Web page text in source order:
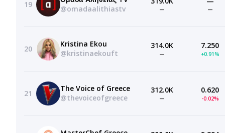
19
@omadaalithiastv
— —
20
Kristina Ekou
@kristinaekouft
314.0K
—
7.250
+0.91%
21
The Voice of Greece
@thevoiceofgreece
312.0K
—
0.620
-0.02%